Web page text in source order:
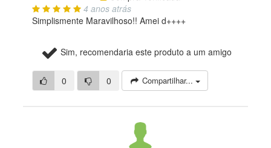
4 anos atrás
Simplismente Maravilhoso!! Amei d++++
Sim, recomendaria este produto a um amigo
0 0 Compartilhar...